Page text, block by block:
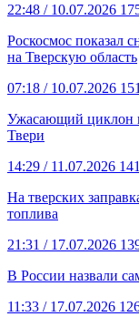
22:48 / 10.07.2026
Роскосмос показал
на Тверскую область
07:18 / 10.07.2026
Ужасающий циклон
Твери
14:29 / 11.07.2026
На тверских
топлива
21:31 / 17.07.2026
В России назвали
11:33 / 17.07.2026